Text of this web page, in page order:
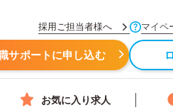
採用ご担当者様へ マイペ
サポートに申し込む
お気に入り求人